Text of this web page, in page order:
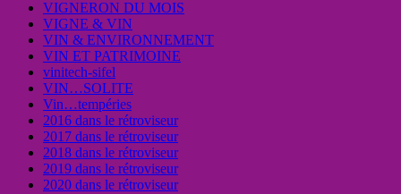
VIGNERON DU MOIS
VIGNE & VIN
VIN & ENVIRONNEMENT
VIN ET PATRIMOINE
vinitech-sifel
VIN…SOLITE
Vin…tempéries
2016 dans le rétroviseur
2017 dans le rétroviseur
2018 dans le rétroviseur
2019 dans le rétroviseur
2020 dans le rétroviseur